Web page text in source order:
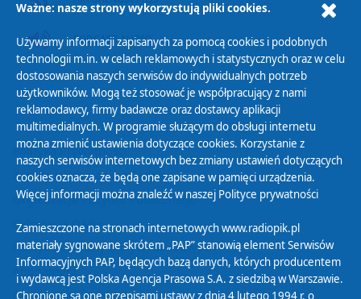
PODCAST AUDIO
Polityka Prywatności
Zasady korzystania z Serwisu
Organizacje Pożytku Publicznego
Cyfryzacja DAB+
Polityka ochrony danych osobowych
Abonament
Zamówienia publiczne
Ważne: nasze strony wykorzystują pliki cookies.
Używamy informacji zapisanych za pomocą cookies i podobnych
technologii m.in. w celach reklamowych i statystycznych oraz w celu
dostosowania naszych serwisów do indywidualnych potrzeb
użytkowników. Mogą też stosować je współpracujący z nami
reklamodawcy, firmy badawcze oraz dostawcy aplikacji
multimedialnych. W programie służącym do obsługi internetu
można zmienić ustawienia dotyczące cookies. Korzystanie z
naszych serwisów internetowych bez zmiany ustawień dotyczących
cookies oznacza, że będą one zapisane w pamięci urządzenia.
Więcej informacji można znaleźć w naszej Polityce prywatności
Zamieszczone na stronach internetowych www.radiopik.pl
materiały sygnowane skrótem „PAP” stanowią element Serwisów
Informacyjnych PAP, będących bazą danych, których producentem
i wydawcą jest Polska Agencja Prasowa S.A. z siedzibą w Warszawie.
Chronione są one przepisami ustawy z dnia 4 lutego 1994 r. o